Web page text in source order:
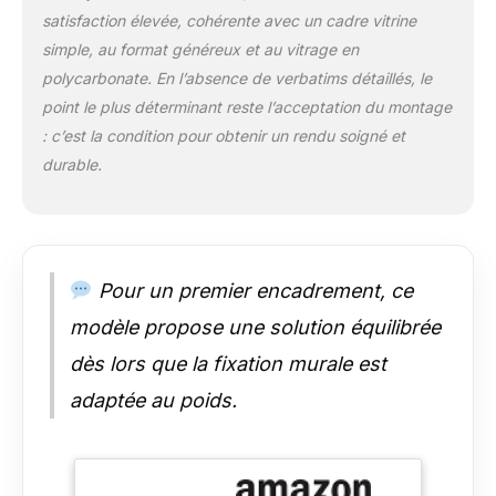
cadre maillot protège
le maillot du passage
du temps et des
influences
extérieures.
Préservez la qualité et
personnalisé se
robustesse et sa
durabilité, ce qui
satisfaction élevée, cohérente avec un cadre vitrine
simple, au format généreux et au vitrage en
polycarbonate. En l’absence de verbatims détaillés, le
point le plus déterminant reste l’acceptation du montage
: c’est la condition pour obtenir un rendu soigné et
durable.
Pour un premier encadrement, ce
modèle propose une solution équilibrée
dès lors que la fixation murale est
adaptée au poids.